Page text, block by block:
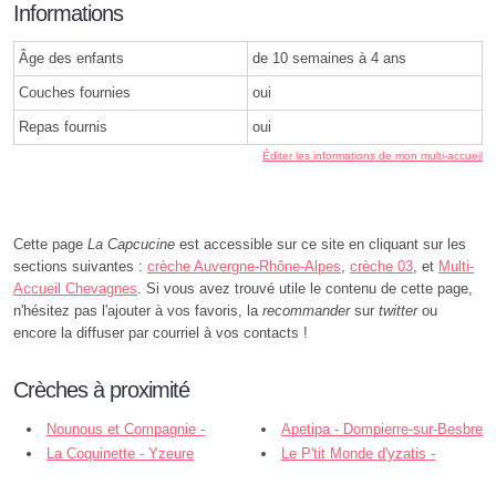
Informations
Âge des enfants de 10 semaines à 4 ans
Couches fournies oui
Repas fournis oui
Éditer les informations de mon multi-accueil
Cette page La Capcucine est accessible sur ce site en cliquant sur les
sections suivantes : crèche Auvergne-Rhône-Alpes, crèche 03, et Multi-
Accueil Chevagnes. Si vous avez trouvé utile le contenu de cette page,
n'hésitez pas l'ajouter à vos favoris, la recommandersur twitterou
encore la diffuser par courriel à vos contacts !
Crèches à proximité
Nounous et Compagnie -
Dompierre-sur-Besbre
Apetipa - Dompierre-sur-Besbre
La Coquinette - Yzeure
Le P'tit Monde d'yzatis -